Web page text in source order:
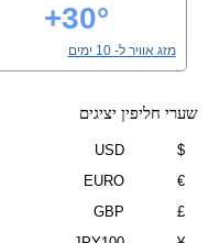
+30°
מזג אוויר ל- 10 ימים
שערי חליפין יציגים
$
USD
€
EURO
£
GBP